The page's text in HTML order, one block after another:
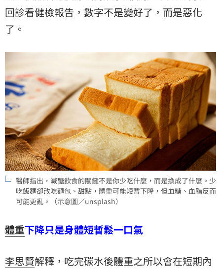
回診看健檢報告，數字不是變好了，而是惡化
了。
醫師指出，減醣飲食的關鍵不是你少吃什麼，而是換成了什麼。少
吃飯麵卻改吃麵包、甜點，體重可能短暫下降，但血糖、血脂反而
可能更亂。（示意圖／unsplash）
體重下降只是身體短暫鬆一口氣
李思賢解釋，吃完碳水後體重之所以會在短期內